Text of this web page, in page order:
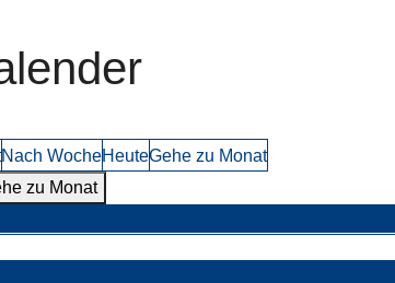
Nach WocheHeuteGehe zu Monat
zu Monat